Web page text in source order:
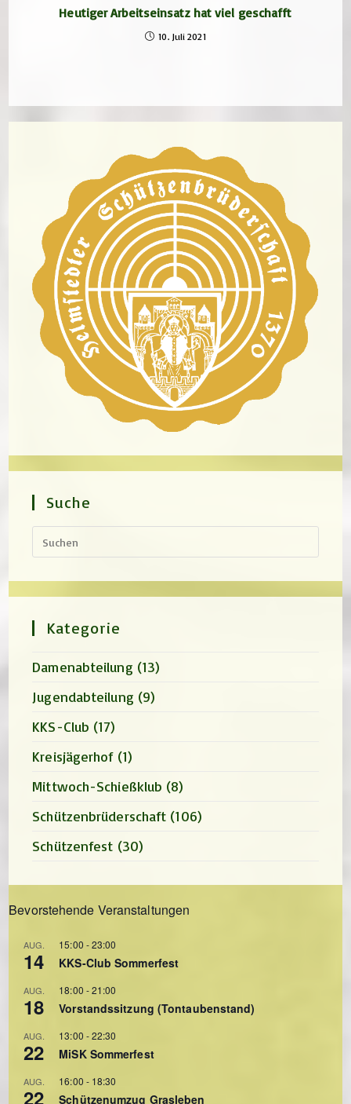
Heutiger Arbeitseinsatz hat viel geschafft
10. Juli 2021
Suche
Kategorie
Damenabteilung (13)
Jugendabteilung (9)
KKS-Club (17)
Kreisjägerhof (1)
Mittwoch-Schießklub (8)
Schützenbrüderschaft (106)
Schützenfest (30)
Bevorstehende Veranstaltungen
AUG.
14
15:00 -23:00
KKS-Club Sommerfest
AUG.
18
18:00 -21:00
Vorstandssitzung (Tontaubenstand)
AUG.
22
13:00 -22:30
MiSK Sommerfest
AUG.
22
16:00 - 18:30
Schützenumzug Grasleben